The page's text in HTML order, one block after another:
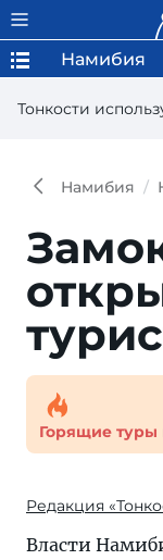
Тонкости
Намибия
Намибия
Горящие туры
Редакция
Власти